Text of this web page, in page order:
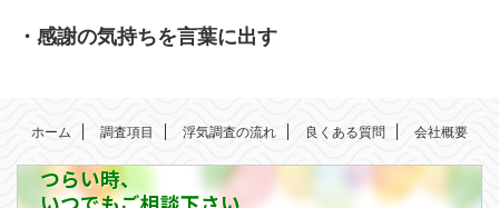
・感謝の気持ちを言葉に出す
ホーム 調査項目 浮気調査の流れ 良くある質問 会社概要
つらい時、